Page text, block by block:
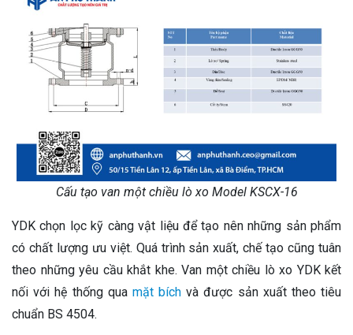
Cấu tạo van một chiều lò xo Model KSCX-16
YDK chọn lọc kỹ càng vật liệu để tạo nên những sản phẩm
có chất lượng ưu việt. Quá trình sản xuất, chế tạo cũng tuân
theo những yêu cầu khắt khe. Van một chiều lò xo YDK kết
nối với hệ thống qua mặt bích và được sản xuất theo tiêu
chuẩn BS 4504.